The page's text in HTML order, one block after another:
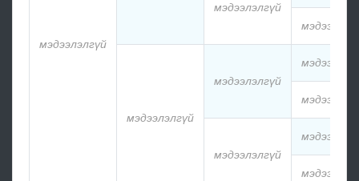
мэдээлэлгүй
мэдээлэлгүй
мэдээлэлгүй
мэдээлэлгүй
мэдээлэлгүй